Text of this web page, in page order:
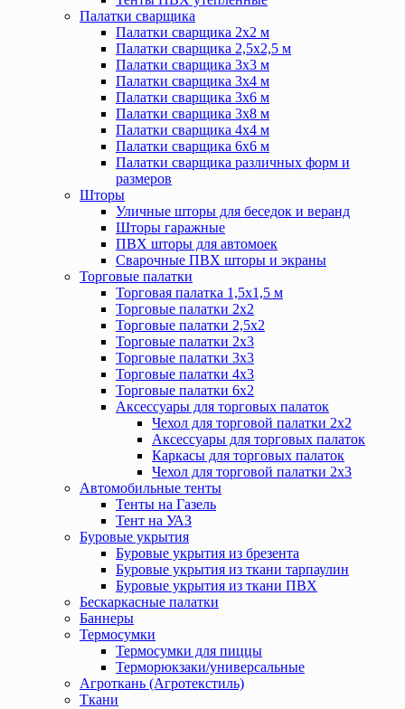
Палатки сварщика
Палатки сварщика 2х2 м
Палатки сварщика 2,5х2,5 м
Палатки сварщика 3х3 м
Палатки сварщика 3х4 м
Палатки сварщика 3х6 м
Палатки сварщика 3х8 м
Палатки сварщика 4х4 м
Палатки сварщика 6х6 м
Палатки сварщика различных форм и
размеров
Шторы
Уличные шторы для беседок и веранд
Шторы гаражные
ПВХ шторы для автомоек
Сварочные ПВХ шторы и экраны
Торговые палатки
Торговая палатка 1,5х1,5 м
Торговые палатки 2х2
Торговые палатки 2,5х2
Торговые палатки 2х3
Торговые палатки 3х3
Торговые палатки 4х3
Торговые палатки 6х2
Аксессуары для торговых палаток
Чехол для торговой палатки 2х2
Аксессуары для торговых палаток
Каркасы для торговых палаток
Чехол для торговой палатки 2х3
Автомобильные тенты
Тенты на Газель
Тент на УАЗ
Буровые укрытия
Буровые укрытия из брезента
Буровые укрытия из ткани тарпаулин
Буровые укрытия из ткани ПВХ
Бескаркасные палатки
Баннеры
Термосумки
Термосумки для пиццы
Терморюкзаки/универсальные
Агроткань (Агротекстиль)
Ткани